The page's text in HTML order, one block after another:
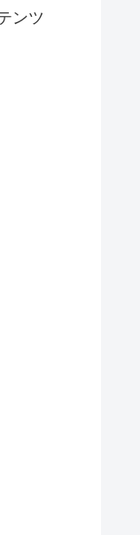
ンツ